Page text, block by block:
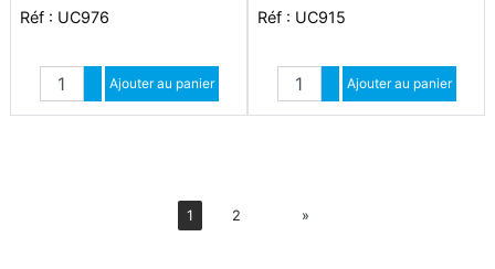
Réf : UC976
Quantité
Augmenter quantité
Diminuer quantité
Ajouter au panier
Réf : UC915
Quantité
Augmenter quantité
Diminuer quantité
Ajouter au panier
1 2 »Suiv